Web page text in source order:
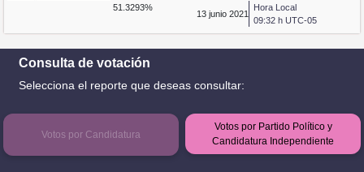
51.3293%
13 junio 2021
Hora Local
09:32 h UTC-05
Consulta de votación
Selecciona el reporte que deseas consultar:
Votos por Candidatura
Votos por Partido Político y
Candidatura Independiente